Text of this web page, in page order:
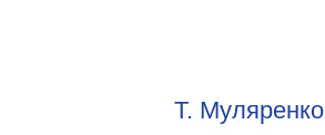
Т. Муляренко